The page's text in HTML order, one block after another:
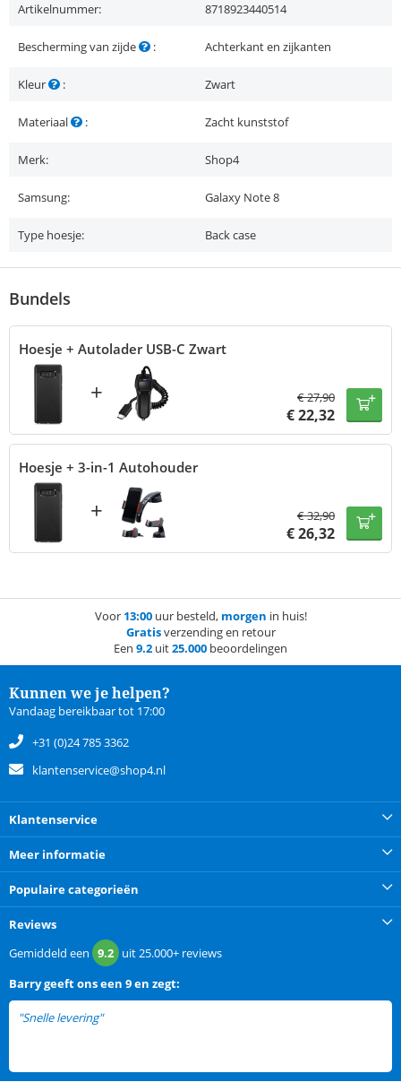
Artikelnummer: 8718923440514
Bescherming van zijde : Achterkant en zijkanten
Kleur : Zwart
Materiaal : Zacht kunststof
Merk: Shop4
Samsung: Galaxy Note 8
Type hoesje: Back case
Bundels
Hoesje + Autolader USB-C Zwart
+ €27,90
€22,32
Hoesje + 3-in-1 Autohouder
+ €32,90
€26,32
Voor 13:00uur besteld, morgen in huis!
Gratisverzending en retour
Een 9.2 uit25.000 beoordelingen
Kunnen we je helpen?
Vandaag bereikbaar tot 17:00
+31 (0)24 785 3362
klantenservice@shop4.nl
Klantenservice
Meer informatie
Populaire categorieën
Reviews
Gemiddeld een 9.2 uit25.000+ reviews
Barrygeeft ons een 9 en zegt:
"Snelle levering"